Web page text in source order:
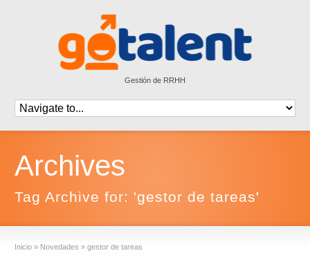
Gestión de RRHH
Archives
Tag Archive for: 'gestor de tareas'
Inicio » Novedades » gestor de tareas